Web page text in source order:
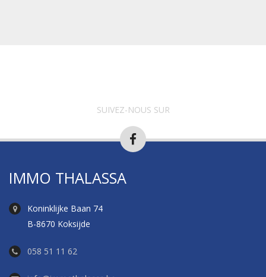
SUIVEZ-NOUS SUR
IMMO THALASSA
Koninklijke Baan 74
B-8670 Koksijde
058 51 11 62